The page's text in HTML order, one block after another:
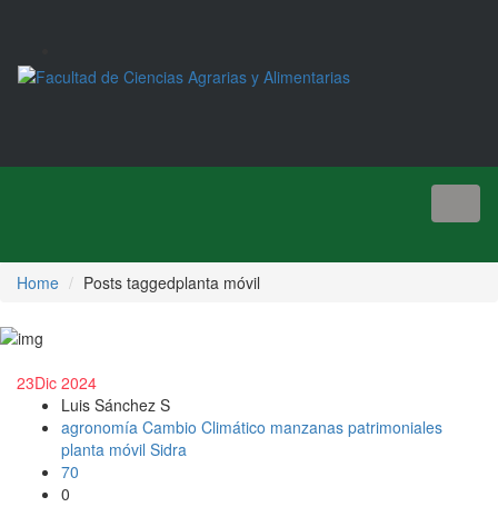
Home Posts taggedplanta móvil
23Dic 2024
Luis Sánchez S
agronomía Cambio Climático manzanas patrimoniales
planta móvil Sidra
70
0